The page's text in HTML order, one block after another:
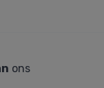
ons